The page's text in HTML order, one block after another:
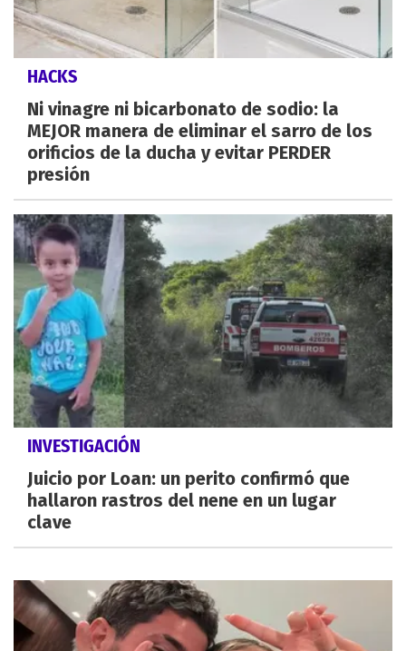
HACKS
Ni vinagre ni bicarbonato de sodio: la
MEJOR manera de eliminar el sarro de los
orificios de la ducha y evitar PERDER
presión
INVESTIGACIÓN
Juicio por Loan: un perito confirmó que
hallaron rastros del nene en un lugar
clave